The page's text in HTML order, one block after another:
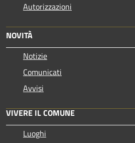
Autorizzazioni
NOVITÀ
Notizie
Comunicati
Avvisi
VIVERE IL COMUNE
Luoghi